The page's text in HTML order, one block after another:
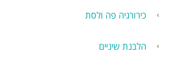
כירורגיה פה ולסת
הלבנת שיניים